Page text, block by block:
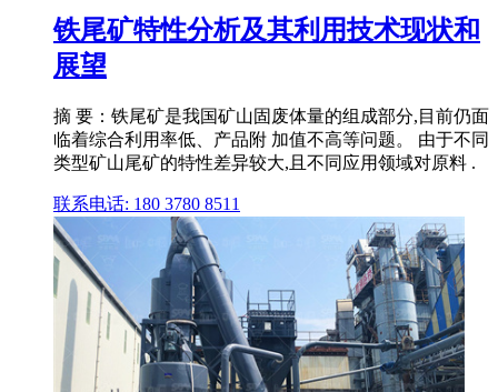
铁尾矿特性分析及其利用技术现状和
展望
摘 要：铁尾矿是我国矿山固废体量的组成部分,目前仍面
临着综合利用率低、产品附 加值不高等问题。 由于不同
类型矿山尾矿的特性差异较大,且不同应用领域对原料 .
联系电话: 180 3780 8511